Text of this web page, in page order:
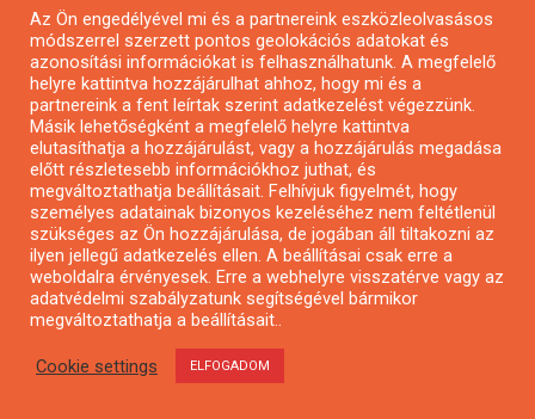
Magyar Falu Program pályázatok
Széchenyi 2020
GINOP
GINOP Plusz
Vállalkozóvá válási támogatás
Egészségügyi pályázatok
Egyházi pályázatok
Energetikai pályázatok
Építészeti pályázatok
Fotópályázatok
Irodalmi pályázatok
Az Ön engedélyével mi és a partnereink eszközleolvasásos
módszerrel szerzett pontos geolokációs adatokat és
azonosítási információkat is felhasználhatunk. A megfelelő
helyre kattintva hozzájárulhat ahhoz, hogy mi és a
partnereink a fent leírtak szerint adatkezelést végezzünk.
Másik lehetőségként a megfelelő helyre kattintva
elutasíthatja a hozzájárulást, vagy a hozzájárulás megadása
előtt részletesebb információkhoz juthat, és
megváltoztathatja beállításait. Felhívjuk figyelmét, hogy
személyes adatainak bizonyos kezeléséhez nem feltétlenül
szükséges az Ön hozzájárulása, de jogában áll tiltakozni az
ilyen jellegű adatkezelés ellen. A beállításai csak erre a
weboldalra érvényesek. Erre a webhelyre visszatérve vagy az
adatvédelmi szabályzatunk segítségével bármikor
megváltoztathatja a beállításait..
Cookie settings ELFOGADOM